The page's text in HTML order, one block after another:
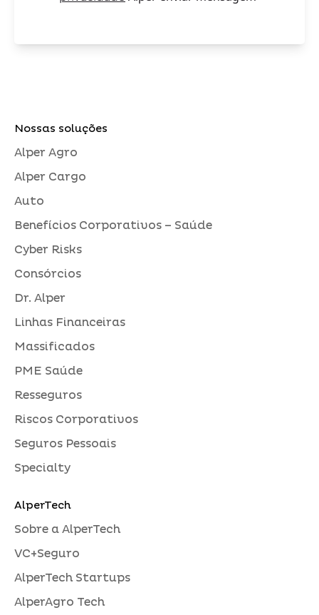
Nossas soluções
Alper Agro
Alper Cargo
Auto
Benefícios Corporativos – Saúde
Cyber Risks
Consórcios
Dr. Alper
Linhas Financeiras
Massificados
PME Saúde
Resseguros
Riscos Corporativos
Seguros Pessoais
Specialty
AlperTech
Sobre a AlperTech
VC+Seguro
AlperTech Startups
AlperAgro Tech